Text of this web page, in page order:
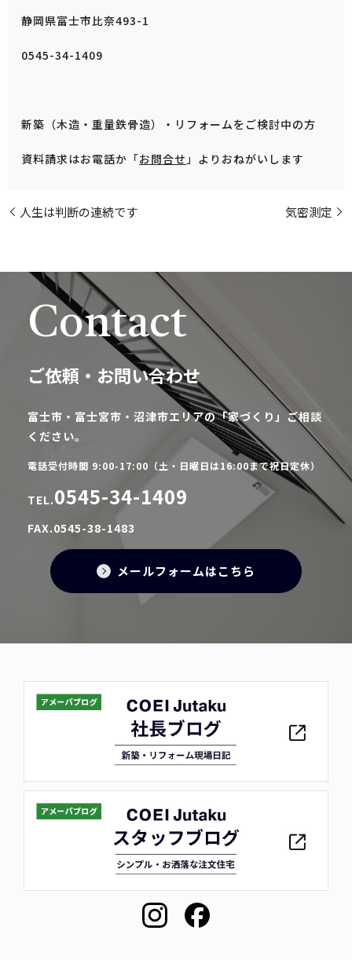
静岡県富士市比奈493-1
0545-34-1409
新築（木造・重量鉄骨造）・リフォームをご検討中の方
資料請求はお電話か「お問合せ 」よりおねがいします
人生は判断の連続です 気密測定
Contact
ご依頼・お問い合わせ
富士市・富士宮市・沼津市エリアの「家づくり」ご相談
ください。
電話受付時間 9:00-17:00（土・日曜日は16:00まで祝日定休）
TEL.0545-34-1409
FAX.0545-38-1483
メールフォームはこちら